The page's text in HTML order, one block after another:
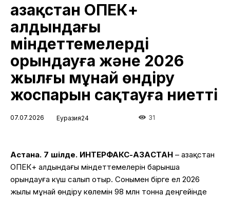
Қазақстан ОПЕК+
алдындағы
міндеттемелерді
орындауға және 2026
жылғы мұнай өндіру
жоспарын сақтауға ниетті
07.07.2026 Еуразия24 31
Астана. 7 шілде. ИНТЕРФАКС-ҚАЗАҚСТАН – Қазақстан
ОПЕК+ алдындағы міндеттемелерін барынша
орындауға күш салып отыр. Сонымен бірге ел 2026
жылы мұнай өндіру көлемін 98 млн тонна деңгейінде